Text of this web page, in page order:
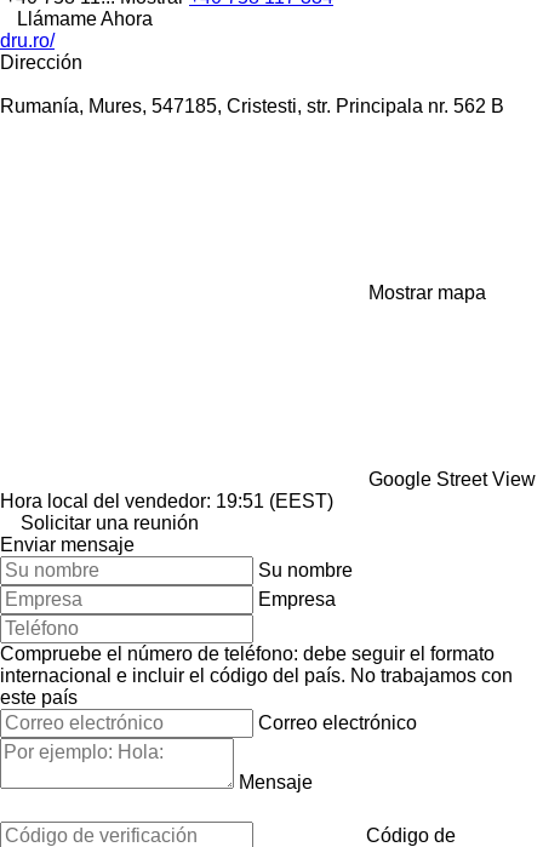
Llámame Ahora
dru.ro/
Dirección
Rumanía, Mures, 547185, Cristesti, str. Principala nr. 562 B
Mostrar mapa
Google Street View
Hora local del vendedor: 19:51 (EEST)
Solicitar una reunión
Enviar mensaje
Su nombre
Empresa
Compruebe el número de teléfono: debe seguir el formato
internacional e incluir el código del país. No trabajamos con
este país
Correo electrónico
Mensaje
Código de